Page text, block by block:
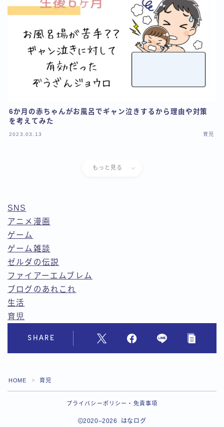
6か月の赤ちゃんがお風呂でギャン泣きするから理由や対策
を考えてみた
2023.03.13 育児
もっと見る
SNS
アニメ漫画
ゲーム
ゲーム雑談
ゼルダの伝説
ファイアーエムブレム
ブログのあれこれ
生活
育児
SHARE
HOME ＞ 育児
プライバシーポリシー・免責事項
2020–2026 はなログ